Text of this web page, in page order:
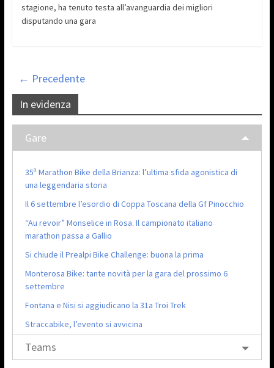
stagione, ha tenuto testa all’avanguardia dei migliori
disputando una gara
← Precedente
In evidenza
Gare
35ª Marathon Bike della Brianza: l’ultima sfida agonistica di
una leggendaria storia
Il 6 settembre l’esordio di Coppa Toscana della Gf Pinocchio
“Au revoir” Monselice in Rosa. Il campionato italiano
marathon passa a Gallio
Si chiude il Prealpi Bike Challenge: buona la prima
Monterosa Bike: tante novità per la gara del prossimo 6
settembre
Fontana e Nisi si aggiudicano la 31a Troi Trek
Straccabike, l’evento si avvicina
Teams